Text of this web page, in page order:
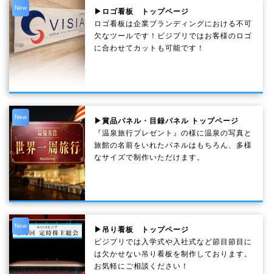
New
▶ロゴ看板 トップページ
ロゴ看板は企業ブランディングにおける不可
欠なツールです！ビジプリではお客様のロゴ
に合わせてカットも可能です！
New
▶賞品パネル・目録パネル トップページ
『温泉旅行プレゼント』の様に温泉の写真と
旅館の名前をいれたパネルはもちろん、多様
なサイズで制作いただけます。
New
▶吊り看板 トップページ
ビジプリでは入学式や入社式など節目節目に
は欠かせない吊り看板を制作しております。
お気軽にご相談ください！